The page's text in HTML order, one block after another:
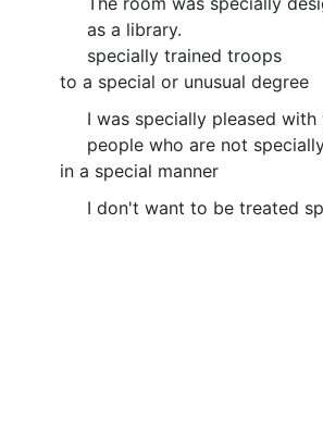
as a library.
specially trained troops
to a special or unusual degree
I was specially pleased
people who are not
in a special manner
I don't want to be treated